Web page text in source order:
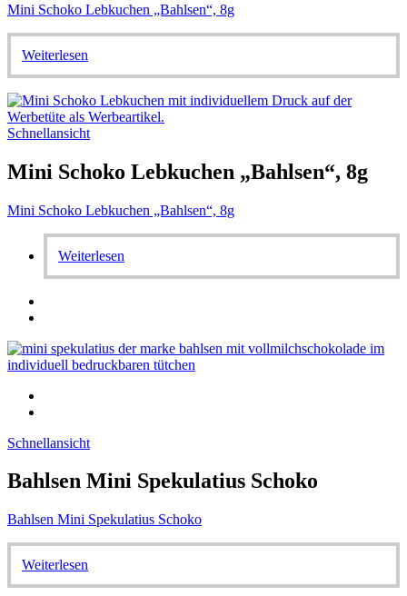
Mini Schoko Lebkuchen „Bahlsen“, 8g
Weiterlesen
Schnellansicht
Mini Schoko Lebkuchen „Bahlsen“, 8g
Mini Schoko Lebkuchen „Bahlsen“, 8g
Weiterlesen
Schnellansicht
Bahlsen Mini Spekulatius Schoko
Bahlsen Mini Spekulatius Schoko
Weiterlesen